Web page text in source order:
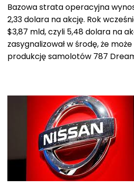
Bazowa strata operacyjna
2,33 dolara na akcję. Rok
$3,87 mld, czyli 5,48 dolara na
zasygnalizował w środę, że
produkcję samolotów 787